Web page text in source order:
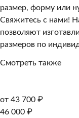
размер, форму или
Свяжитесь с нами!
позволяют
размеров по
Смотреть также
от 43 700 ₽
46 000 ₽